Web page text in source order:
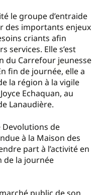
le groupe d’entraide
des importants enjeux
criants afin
services. Elle s’est
du Carrefour jeunesse
fin de journée, elle a
la région à la vigile
Echaquan, au
Lanaudière.
Devolutions de
à la Maison des
part à l’activité en
de la journée